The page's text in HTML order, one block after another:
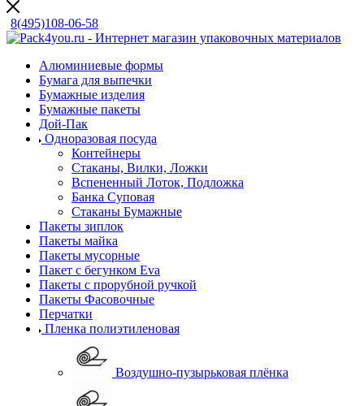
8(495)108-06-58
Алюминиевые формы
Бумага для выпечки
Бумажные изделия
Бумажные пакеты
Дой-Пак
Одноразовая посуда
Контейнеры
Стаканы, Вилки, Ложки
Вспененный Лоток, Подложка
Банка Суповая
Стаканы Бумажные
Пакеты зиплок
Пакеты майка
Пакеты мусорные
Пакет с бегунком Eva
Пакеты с прорубной ручкой
Пакеты Фасовочные
Перчатки
Пленка полиэтиленовая
Воздушно-пузырьковая плёнка